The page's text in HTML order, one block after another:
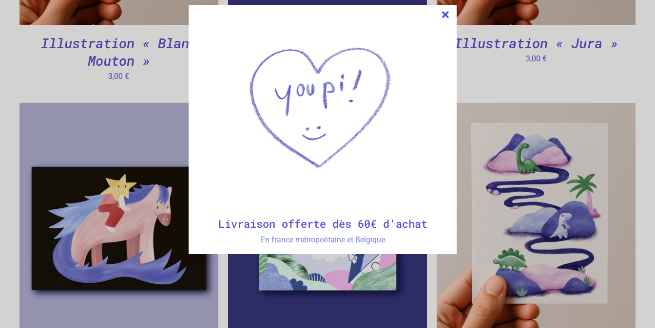
Illustration « Blanc
Mouton »
3,00€
Illustration « Doubs »
3,00€
Illustration « Jura »
3,00 €
AJOUTER AU PANIER APERÇU AJOUTER AU PANIER / APERÇU AJOUTER AU PANIER APERÇU
Livraison offerte dès 60€ d’achat
En france métropolitaine et Belgique